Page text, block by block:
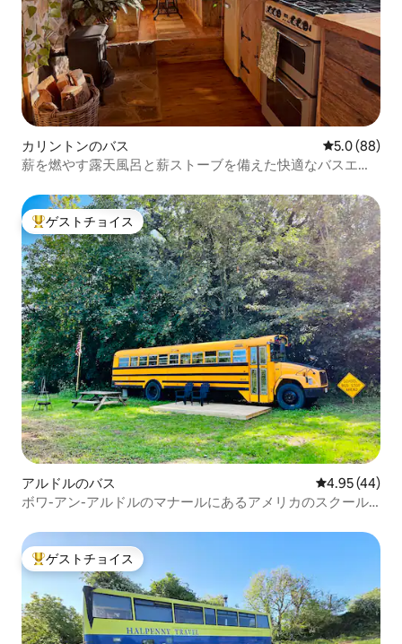
カリントンのバス レビュー88
5.0 (88)
薪を燃やす露天風呂と薪ストーブを備えた快適なバスエス
大好評のゲストチョイスです。
ゲストチョイス
アルドルのバス レビュー44
4.95 (44)
ボワ-アン-アルドルのマナールにあるアメリカのスクール
大好評のゲストチョイスです。
ゲストチョイス